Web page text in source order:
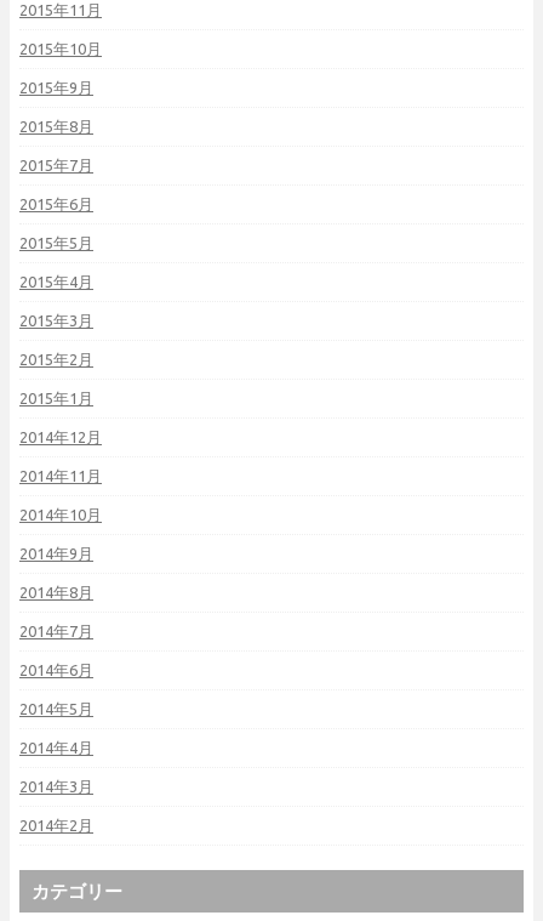
2015年11月
2015年10月
2015年9月
2015年8月
2015年7月
2015年6月
2015年5月
2015年4月
2015年3月
2015年2月
2015年1月
2014年12月
2014年11月
2014年10月
2014年9月
2014年8月
2014年7月
2014年6月
2014年5月
2014年4月
2014年3月
2014年2月
カテゴリー